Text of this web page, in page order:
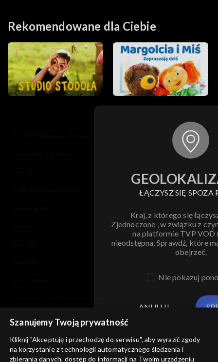
Rekomendowane dla Ciebie
ŁĄCZYSZ SIĘ SPOZA
Kraj, z którego się
Zjednoczone , w związku z
na platformie TVP VOD
nieodstępna. Sprawdź, które
obejrzeć.
Nie pokazuj
ANULUJ
Szanujemy Twoją prywatność
Kliknij "Akceptuję i przechodzę do serwisu", aby wyrazić zgody
na korzystanie z technologii automatycznego śledzenia i
zbierania danych, dostęp do informacji na Twoim urządzeniu